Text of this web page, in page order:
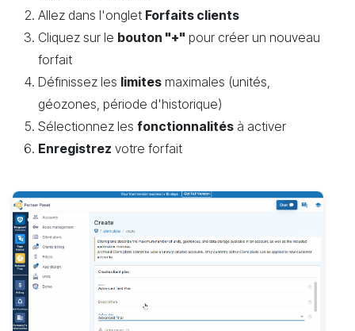
Allez dans l'onglet Forfaits clients
Cliquez sur le bouton "+" pour créer un nouveau
forfait
Définissez les limites maximales (unités,
géozones, période d'historique)
Sélectionnez les fonctionnalités à activer
Enregistrez votre forfait